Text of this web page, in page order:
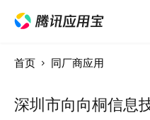
首页 同厂商应用
深圳市向向桐信息